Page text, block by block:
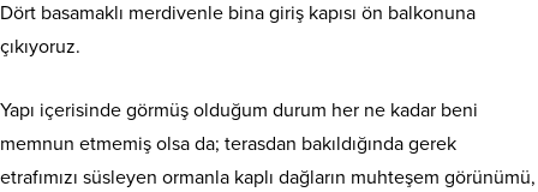
Dört basamaklı merdivenle bina giriş kapısı ön balkonuna
çıkıyoruz.
Yapı içerisinde görmüş olduğum durum her ne kadar beni
memnun etmemiş olsa da; terasdan bakıldığında gerek
etrafımızı süsleyen ormanla kaplı dağların muhteşem görünümü,